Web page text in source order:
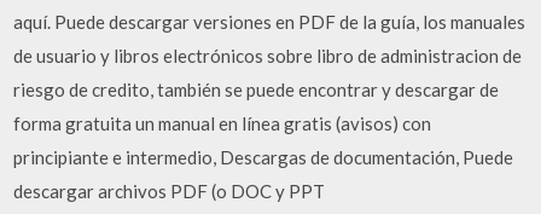
aquí. Puede descargar versiones en PDF de la guía, los manuales
de usuario y libros electrónicos sobre libro de administracion de
riesgo de credito, también se puede encontrar y descargar de
forma gratuita un manual en línea gratis (avisos) con
principiante e intermedio, Descargas de documentación, Puede
descargar archivos PDF (o DOC y PPT